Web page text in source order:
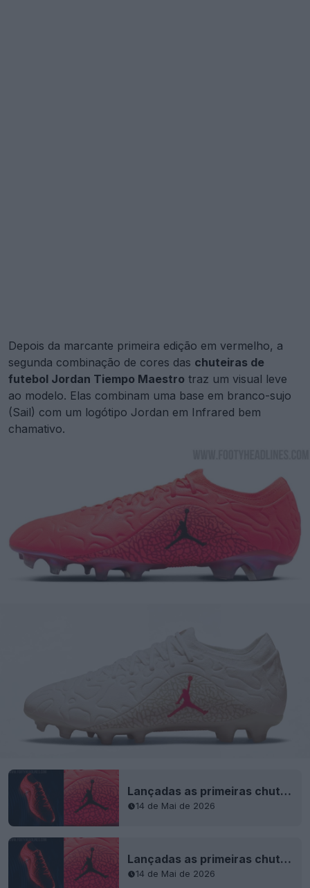
Depois da marcante primeira edição em vermelho, a
segunda combinação de cores das chuteiras de
futebol Jordan Tiempo Maestro traz um visual leve
ao modelo. Elas combinam uma base em branco-sujo
(Sail) com um logótipo Jordan em Infrared bem
chamativo.
Lançadas as primeiras chuteiras Nike Jordan Tiempo de sempre
14 de Mai de 2026
Lançadas as primeiras chuteiras Nike Jordan Tiempo de sempre
14 de Mai de 2026